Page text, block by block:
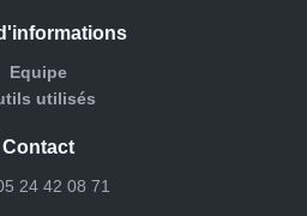
Equipe
utilisés
Contact
24 42 08 71